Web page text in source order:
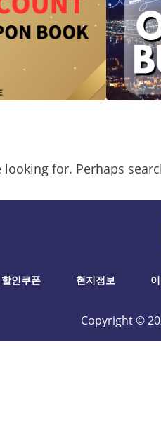
looking for. Perhaps
할인쿠폰 현지정보
Copyright ©